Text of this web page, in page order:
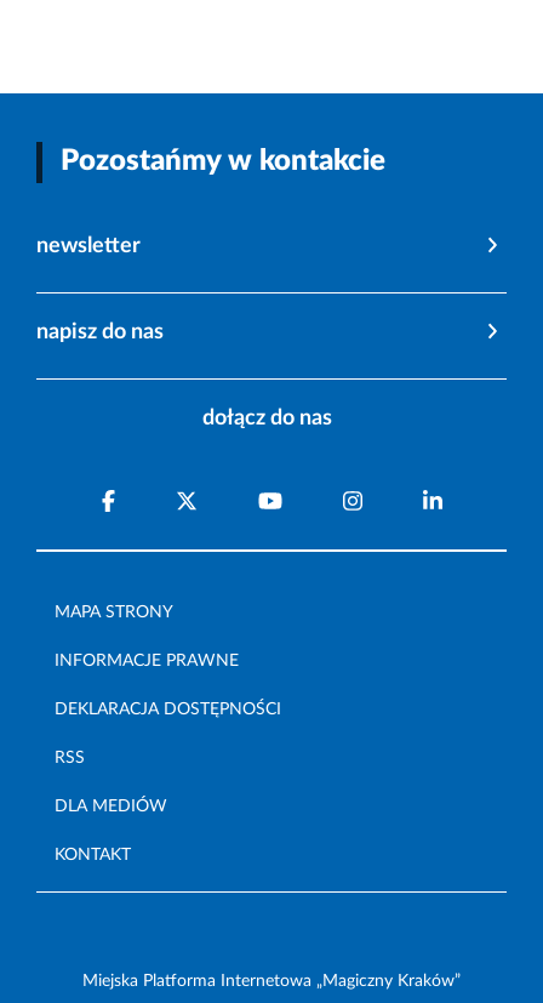
Pozostańmy w kontakcie
newsletter
napisz do nas
dołącz do nas
MAPA STRONY
INFORMACJE PRAWNE
DEKLARACJA DOSTĘPNOŚCI
RSS
DLA MEDIÓW
KONTAKT
Miejska Platforma Internetowa „Magiczny Kraków”